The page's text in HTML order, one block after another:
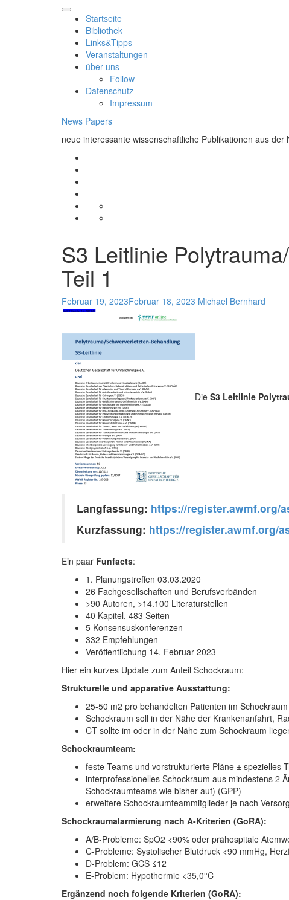
Startseite
Bibliothek
Links&Tipps
Veranstaltungen
über uns
Follow
Datenschutz
Impressum
News Papers
neue interessante wissenschaftliche Publikationen aus der
über
Datenschutz
S3 Leitlinie
Teil 1
Februar 19, 2023Februar 18, 2023 Michael Bernhard
Die S3 Leitlinie
Langfassung: https://register.awmf.org/
Kurzfassung: https://register.awmf.org/
Ein paar Funfacts:
1. Planungstreffen 03.03.2020
26 Fachgesellschaften und Berufsverbänden
>90 Autoren, >14.100 Literaturstellen
40 Kapitel, 483 Seiten
5 Konsensuskonferenzen
332 Empfehlungen
Veröffentlichung 14. Februar 2023
Hier ein kurzes Update zum Anteil Schockraum:
Strukturelle und apparative Ausstattung:
25-50 m2 pro behandelten Patienten im
Schockraum soll in der Nähe der Krankenanfahrt,
CT sollte im oder in der Nähe zum Schockraum
Schockraumteam:
feste Teams und vorstrukturierte Pläne ± spezielles
interprofessionelles Schockraum aus mindestens 2
Schockraumteams wie bisher auf) (GPP)
erweitere Schockraumteammitglieder je nach
Schockraumalarmierung nach A-Kriterien (GoRA):
A/B-Probleme: SpO2 <90% oder prähospitale
C-Probleme: Systolischer Blutdruck <90 mmHg,
D-Problem: GCS ≤12
E-Problem: Hypothermie <35,0°C
Ergänzend noch folgende Kriterien (GoRA):